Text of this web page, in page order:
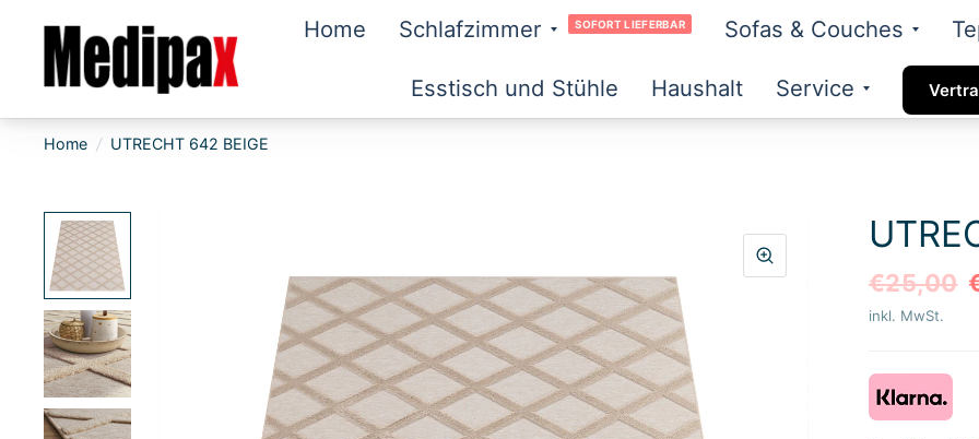
Home Schlafzimmer SOFORT LIEFERBAR Sofas & Couches
Esstisch und Stühle Haushalt Service
Home / UTRECHT 642 BEIGE
€25,00
inkl. MwSt.